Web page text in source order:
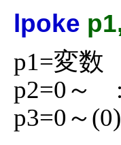
lpoke
p1=変数
p2=0～
p3=0～